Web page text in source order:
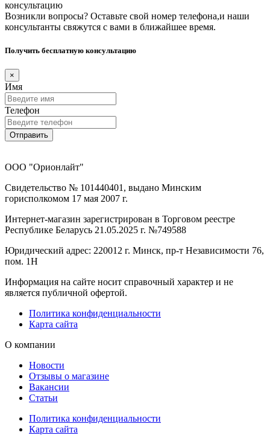
консультацию
Возникли вопросы? Оставьте свой номер телефона,и наши
консультанты свяжутся с вами в ближайшее время.
Получить бесплатную консультацию
×
Имя
Телефон
Отправить
ООО "Орионлайт"
Свидетельство № 101440401, выдано Минским
горисполкомом 17 мая 2007 г.
Интернет-магазин зарегистрирован в Торговом реестре
Республике Беларусь 21.05.2025 г. №749588
Юридический адрес: 220012 г. Минск, пр-т Независимости 76,
пом. 1Н
Информация на сайте носит справочный характер и не
является публичной офертой.
Политика конфиденциальности
Карта сайта
О компании
Новости
Отзывы о магазине
Вакансии
Статьи
Политика конфиденциальности
Карта сайта